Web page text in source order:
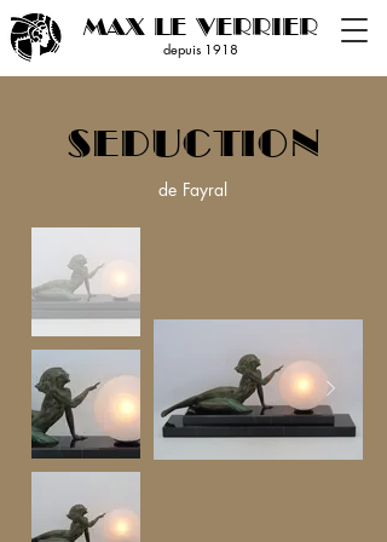
MAX LE VERRIER
depuis 1918
SEDUCTION
de Fayral